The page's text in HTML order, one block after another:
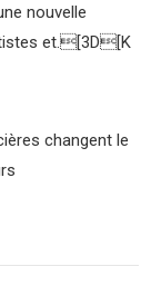
nouvelle
et.[3D[K
changent le